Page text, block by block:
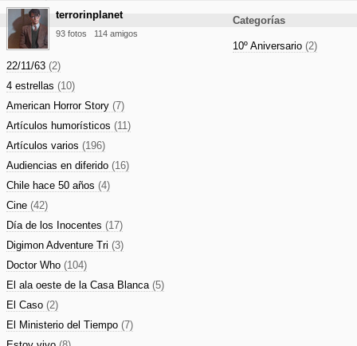
terrorinplanet
93 fotos 114 amigos
Categorías
10º Aniversario (2)
22/11/63 (2)
4 estrellas (10)
American Horror Story (7)
Artículos humorísticos (11)
Artículos varios (196)
Audiencias en diferido (16)
Chile hace 50 años (4)
Cine (42)
Día de los Inocentes (17)
Digimon Adventure Tri (3)
Doctor Who (104)
El ala oeste de la Casa Blanca (5)
El Caso (2)
El Ministerio del Tiempo (7)